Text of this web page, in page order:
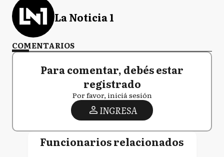
La Noticia 1
COMENTARIOS
Para comentar, debés estar
registrado
Por favor, iniciá sesión
INGRESA
Funcionarios relacionados